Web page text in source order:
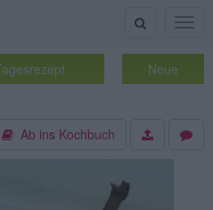
Suche
Neue
Ab ins Kochbuch